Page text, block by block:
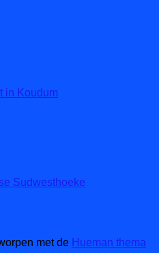
in Koudum
Sudwesthoeke
met de Hueman thema